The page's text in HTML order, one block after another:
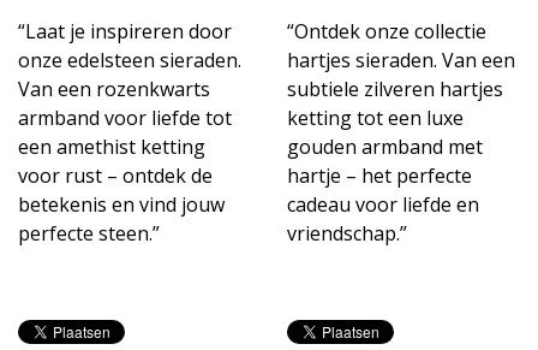
“Laat je inspireren door
onze edelsteen sieraden.
Van een rozenkwarts
armband voor liefde tot
een amethist ketting
voor rust – ontdek de
betekenis en vind jouw
perfecte steen.”
“Ontdek onze collectie
hartjes sieraden. Van een
subtiele zilveren hartjes
ketting tot een luxe
gouden armband met
hartje – het perfecte
cadeau voor liefde en
vriendschap.”